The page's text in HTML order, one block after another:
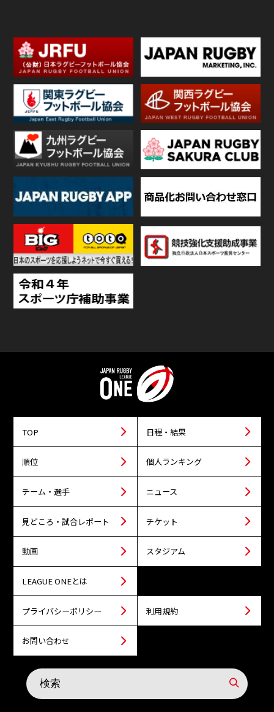
TOP 日程・結果
順位 個人ランキング
チーム・選手 ニュース
見どころ・試合レポート チケット
動画 スタジアム
LEAGUE ONEとは
プライバシーポリシー 利用規約
お問い合わせ